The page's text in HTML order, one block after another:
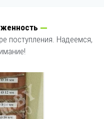
поступления. Надеемся,